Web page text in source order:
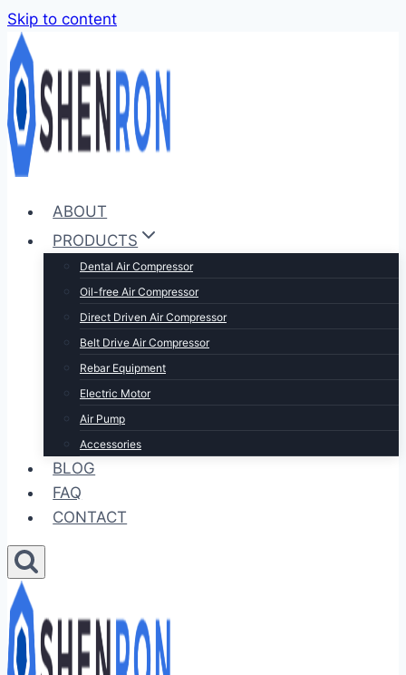
Skip to content
ABOUT
PRODUCTS
Dental Air Compressor
Oil-free Air Compressor
Direct Driven Air Compressor
Belt Drive Air Compressor
Rebar Equipment
Electric Motor
Air Pump
Accessories
BLOG
FAQ
CONTACT